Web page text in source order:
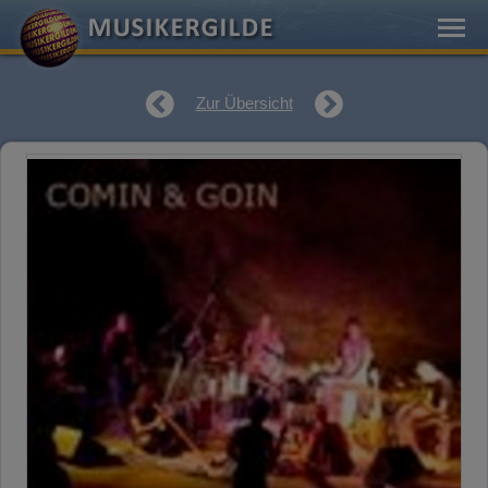
Zur Übersicht